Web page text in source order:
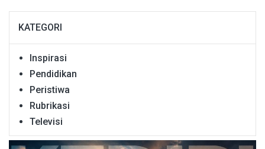
KATEGORI
Inspirasi
Pendidikan
Peristiwa
Rubrikasi
Televisi